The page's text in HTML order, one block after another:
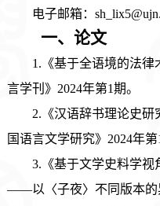
电子邮箱：
一、论文
1.《基于全语境的法
言学刊》2024年第1期。
2.《汉语辞书理论史
国语言文学研究》2024年第
3.《基于文学史料学
——以〈子夜〉不同版本的